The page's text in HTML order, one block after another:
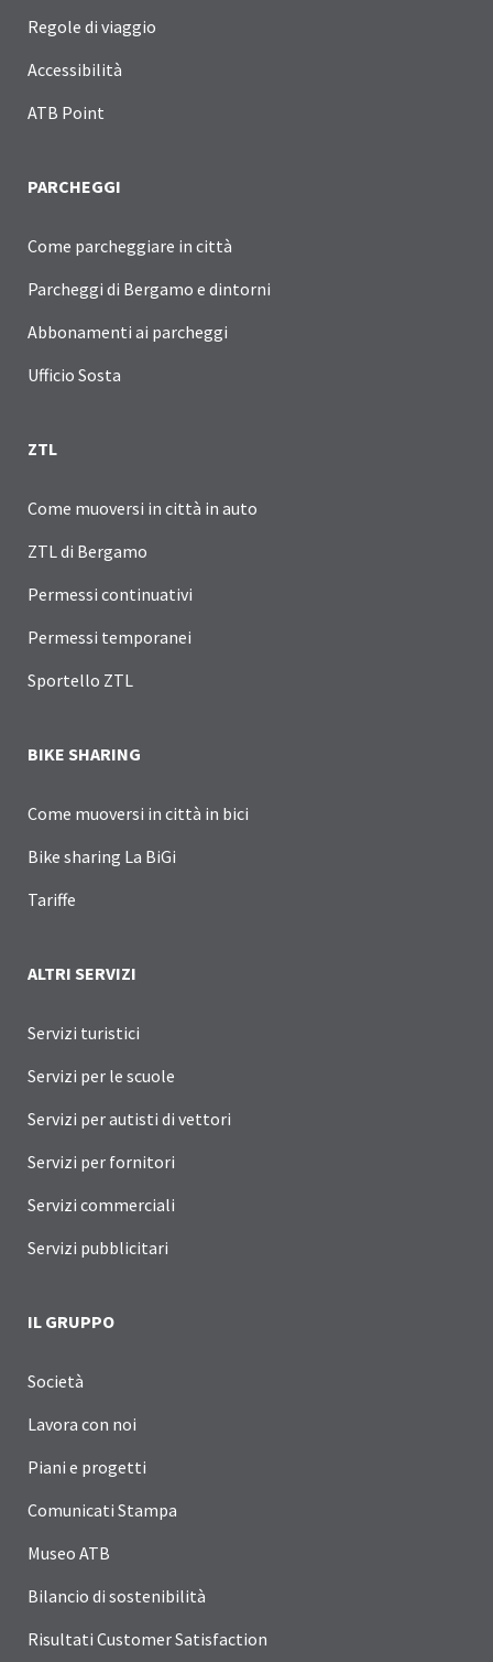
Regole di viaggio
Accessibilità
ATB Point
PARCHEGGI
Come parcheggiare in città
Parcheggi di Bergamo e dintorni
Abbonamenti ai parcheggi
Ufficio Sosta
ZTL
Come muoversi in città in auto
ZTL di Bergamo
Permessi continuativi
Permessi temporanei
Sportello ZTL
BIKE SHARING
Come muoversi in città in bici
Bike sharing La BiGi
Tariffe
ALTRI SERVIZI
Servizi turistici
Servizi per le scuole
Servizi per autisti di vettori
Servizi per fornitori
Servizi commerciali
Servizi pubblicitari
IL GRUPPO
Società
Lavora con noi
Piani e progetti
Comunicati Stampa
Museo ATB
Bilancio di sostenibilità
Risultati Customer Satisfaction